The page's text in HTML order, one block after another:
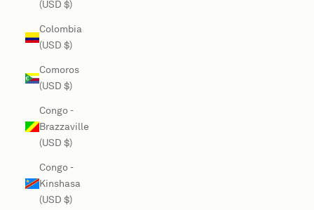
(USD $)
Colombia
(USD $)
Comoros
(USD $)
Congo -
Brazzaville
(USD $)
Congo -
Kinshasa
(USD $)